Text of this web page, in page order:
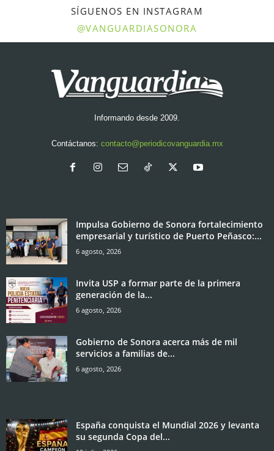
SÍGUENOS EN INSTAGRAM
@VANGUARDIASONORA
Informando desde 2009.
Contáctanos: contacto@periodicovanguardia.mx
Impulsa Gobierno de Sonora fortalecimiento
empresarial y turístico de Puerto Peñasco:...
6 agosto, 2026
Invita USP a formar parte de la primera
generación de la...
6 agosto, 2026
Gobierno de Sonora acerca más de mil
servicios a familias de...
6 agosto, 2026
España conquista el Mundial 2026 y levanta
su segunda Copa del...